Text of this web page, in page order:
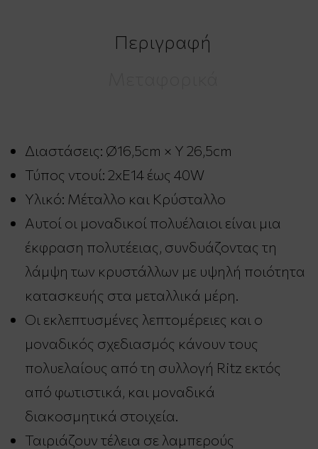
Περιγραφή
Διαστάσεις: Ø16,5cm × Υ 26,5cm
Τύπος ντουί: 2xE14 έως 40W
Υλικό: Μέταλλο και Κρύσταλλο
Αυτοί οι μοναδικοί πολυέλαιοι είναι μια
έκφραση πολυτέειας, συνδυάζοντας τη
λάμψη των κρυστάλλων με υψηλή ποιότητα
κατασκευής στα μεταλλικά μέρη.
Οι εκλεπτυσμένες λεπτομέρειες και ο
μοναδικός σχεδιασμός κάνουν τους
πολυελαίους από τη συλλογή Ritz εκτός
από φωτιστικά, και μοναδικά
διακοσμητικά στοιχεία.
Ταιριάζουν τέλεια σε λαμπερούς